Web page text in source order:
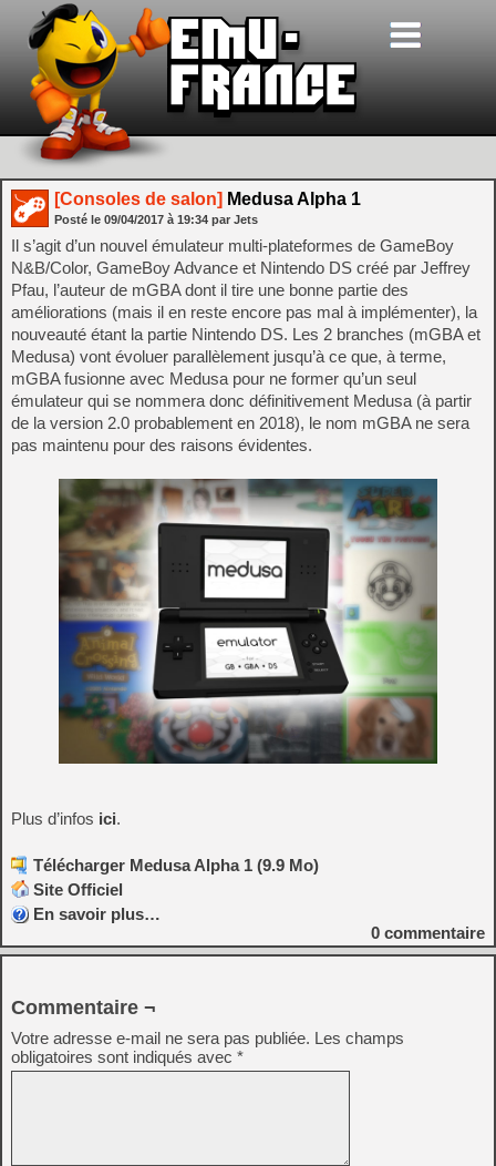
[Consoles de salon] Medusa Alpha 1
Posté le 09/04/2017 à 19:34 par Jets
Il s’agit d’un nouvel émulateur multi-plateformes de GameBoy
N&B/Color, GameBoy Advance et Nintendo DS créé par Jeffrey
Pfau, l’auteur de mGBA dont il tire une bonne partie des
améliorations (mais il en reste encore pas mal à implémenter), la
nouveauté étant la partie Nintendo DS. Les 2 branches (mGBA et
Medusa) vont évoluer parallèlement jusqu’à ce que, à terme,
mGBA fusionne avec Medusa pour ne former qu’un seul
émulateur qui se nommera donc définitivement Medusa (à partir
de la version 2.0 probablement en 2018), le nom mGBA ne sera
pas maintenu pour des raisons évidentes.
Plus d’infos ici.
Télécharger Medusa Alpha 1 (9.9 Mo)
Site Officiel
En savoir plus…
0 commentaire
Commentaire ¬
Votre adresse e-mail ne sera pas publiée. Les champs
obligatoires sont indiqués avec *